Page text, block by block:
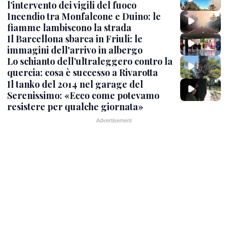
l’intervento dei vigili del fuoco
Incendio tra Monfalcone e Duino: le
fiamme lambiscono la strada
Il Barcellona sbarca in Friuli: le
immagini dell'arrivo in albergo
Lo schianto dell’ultraleggero contro la
quercia: cosa è successo a Rivarotta
Il tanko del 2014 nel garage del
Serenissimo: «Ecco come potevamo
resistere per qualche giornata»